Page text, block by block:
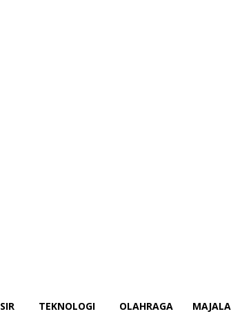
TEKNOLOGI OLAHRAGA